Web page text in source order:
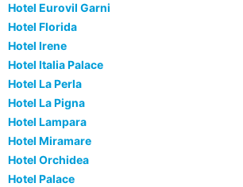
Hotel Eurovil Garni
Hotel Florida
Hotel Irene
Hotel Italia Palace
Hotel La Perla
Hotel La Pigna
Hotel Lampara
Hotel Miramare
Hotel Orchidea
Hotel Palace